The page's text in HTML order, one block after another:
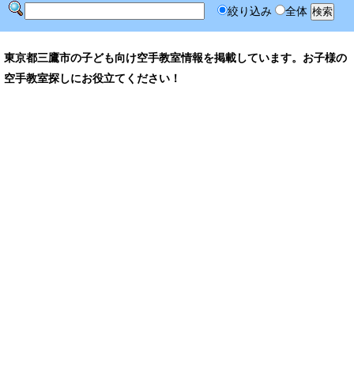
絞り込み 全体
東京都三鷹市の子ども向け空手教室情報を掲載しています。お子様の
空手教室探しにお役立てください！